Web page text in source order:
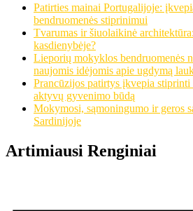
Patirties mainai Portugalijoje:
bendruomenės stiprinimui
Tvarumas ir šiuolaikinė
kasdienybėje?
Lieporių mokyklos bendruomenės
naujomis idėjomis apie ugdymą
Prancūzijos patirtys įkvepia
aktyvų gyvenimo būdą
Mokymosi, sąmoningumo ir geros
Sardinijoje
Artimiausi Renginiai